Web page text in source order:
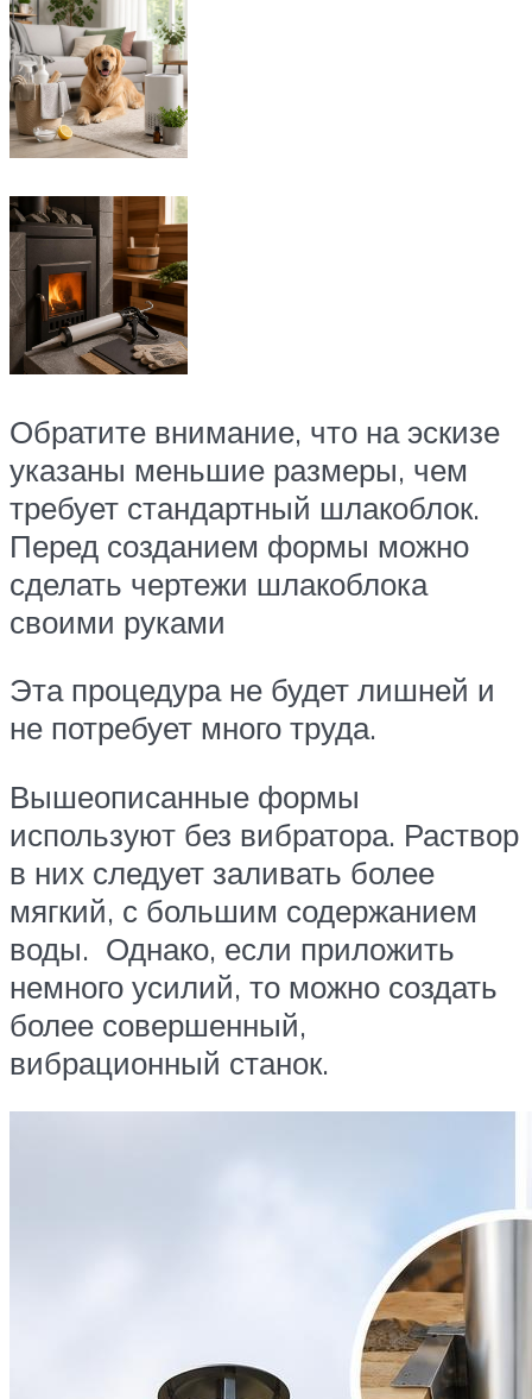
Обратите внимание, что на эскизе
указаны меньшие размеры, чем
требует стандартный шлакоблок.
Перед созданием формы можно
сделать чертежи шлакоблока
своими руками
Эта процедура не будет лишней и
не потребует много труда.
Вышеописанные формы
используют без вибратора. Раствор
в них следует заливать более
мягкий, с большим содержанием
воды. Однако, если приложить
немного усилий, то можно создать
более совершенный,
вибрационный станок.